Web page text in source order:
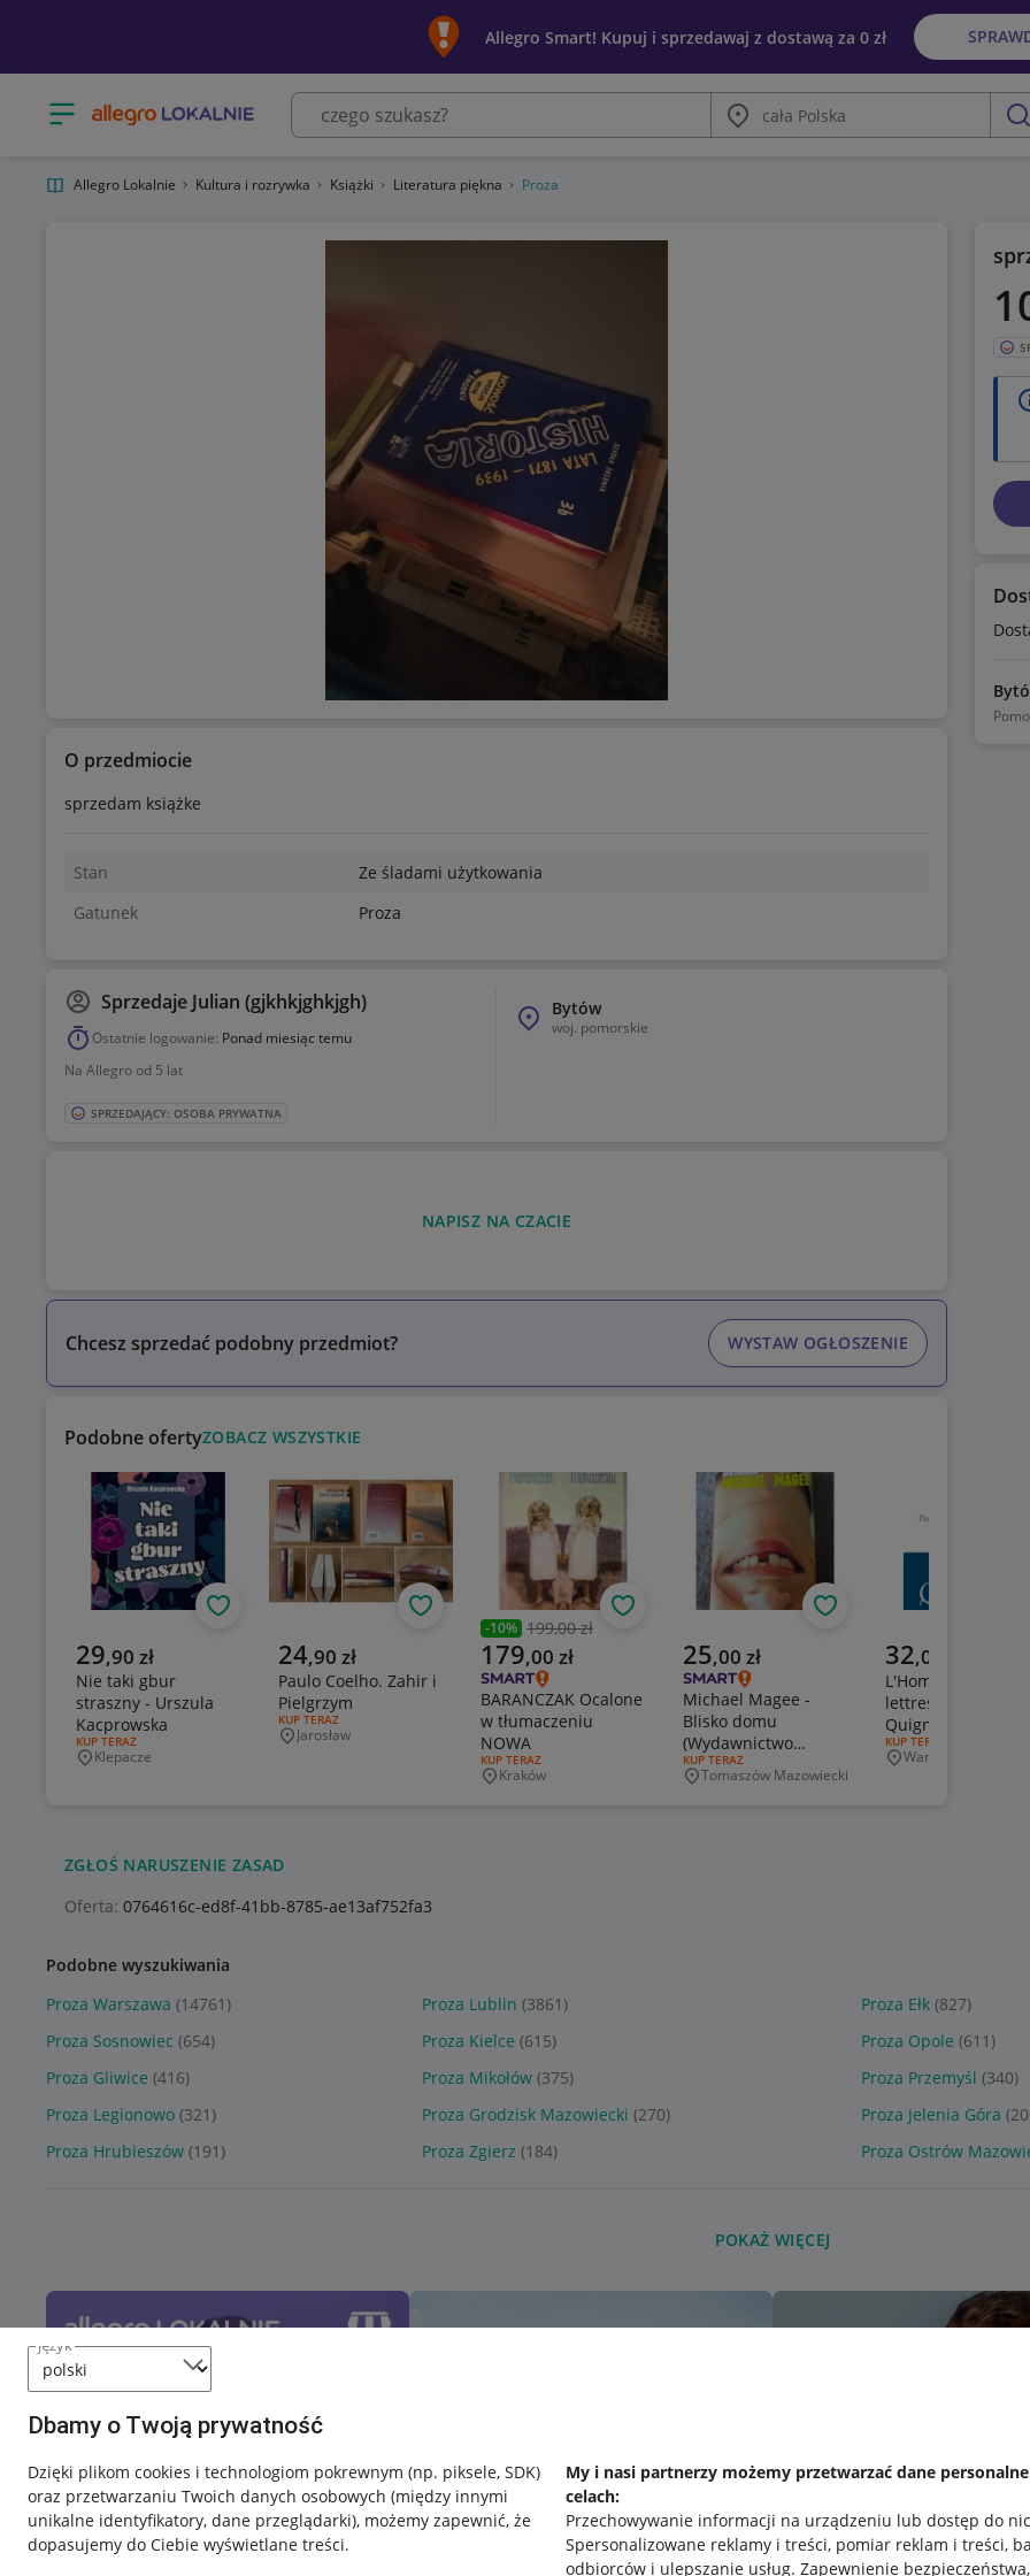
język
Dbamy o Twoją prywatność
Dzięki plikom cookies i technologiom pokrewnym (np. piksele, SDK)
oraz przetwarzaniu Twoich danych osobowych (między innymi
unikalne identyfikatory, dane przeglądarki), możemy zapewnić, że
dopasujemy do Ciebie wyświetlane treści.
My i nasi partnerzy możemy przetwarzać dane
celach:
Przechowywanie informacji na urządzeniu lub dostęp do
Spersonalizowane reklamy i treści, pomiar reklam i treści,
odbiorców i ulepszanie usług. Zapewnienie bezpieczeństwa,
Allegro Smart! Kupuj i sprzedawaj z dostawą za 0 zł
Otwórz menu z kategoriami
Miasto
O przedmiocie
sprzedam książke
Stan
Ze śladami użytkowania
Gatunek
Proza
Sprzedaje Julian (gjkhkjghkjgh)
Ostatnie logowanie: Ponad miesiąc temu
Na Allegro od 5 lat
SPRZEDAJĄCY: OSOBA PRYWATNA
Bytów
woj. pomorskie
NAPISZ NA CZACIE
Podobne ofertyZOBACZ WSZYSTKIE
Aktualna cena
29,90 zł
Nie taki gbur
straszny - Urszula
Kacprowska
RODZAJ OFERTY:
KUP TERAZ
Miejscowość
Klepacze
Obserwuj
Aktualna cena
24,90 zł
Paulo Coelho. Zahir i
Pielgrzym
RODZAJ OFERTY:
KUP TERAZ
Miejscowość
Jarosław
Obserwuj
Poprzednia cena
-10% 199,00 zł
Aktualna cena
179,00 zł
BARANCZAK Ocalone
w tłumaczeniu
NOWA
RODZAJ OFERTY:
KUP TERAZ
Miejscowość
Kraków
Obserwuj
Aktualna cena
25,00 zł
Michael Magee -
Blisko domu
(Wydawnictwo
Czarne 2026)
RODZAJ OFERTY:
KUP TERAZ
Miejscowość
Tomaszów Mazowiecki
Obserwuj
Aktualna cena
32,00
L'Homme aux trois
lettres Pascal
Quignard
RODZAJ OFERTY:
KUP TERAZ
Miejscowość
Warszawa
Allegro Lokalnie Kultura i rozrywka Książki Literatura piękna Proza
Chcesz sprzedać podobny przedmiot? WYSTAW OGŁOSZENIE
ZGŁOŚ NARUSZENIE ZASAD
Oferta: 0764616c-ed8f-41bb-8785-ae13af752fa3
Podobne wyszukiwania
Proza Warszawa (14761) Proza Lublin (3861) Proza Ełk (827)
Proza Sosnowiec (654) Proza Kielce (615) Proza Opole (611)
Proza Gliwice (416) Proza Mikołów (375) Proza Przemyśl (340)
Proza Legionowo (321) Proza Grodzisk Mazowiecki (270) Proza Jelenia Góra
Proza Hrubieszów (191) Proza Zgierz (184) Proza Ostrów
POKAŻ WIĘCEJ